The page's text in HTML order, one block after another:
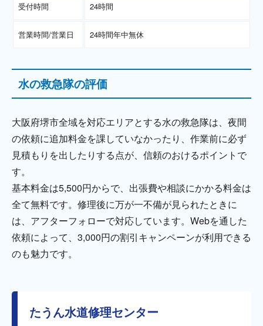
受付時間 24時間
営業時間/営業日 24時間年中無休
水の救急隊の評価
大阪府堺市全域を対応エリアとする水の救急隊は、夜間
の依頼に追加料金を課していなかったり、作業前に必ず
見積もりを出したりする点が、信頼のおけるポイントで
す。
基本料金は5,500円からで、出張費や相談にかかる料金は
全て無料です。修理後に万が一不備が見られたときに
は、アフターフォローで対応しています。Webを通した
依頼によって、3,000円の割引キャンペーンが利用できる
のも魅力です。
たうん水道修理センター